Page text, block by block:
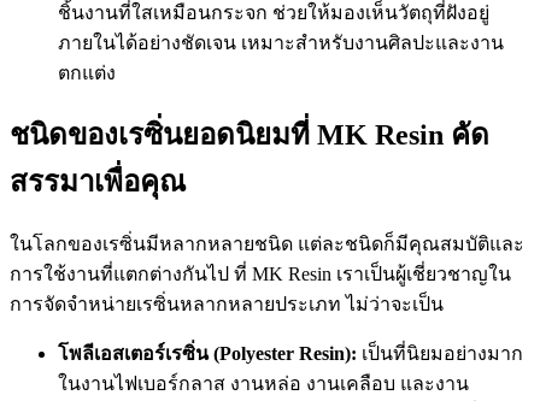
ชิ้นงานที่ใสเหมือนกระจก ช่วยให้มองเห็นวัตถุที่ฝังอยู่
ภายในได้อย่างชัดเจน เหมาะสำหรับงานศิลปะและงาน
ตกแต่ง
ชนิดของเรซิ่นยอดนิยมที่ MK Resin คัด
สรรมาเพื่อคุณ
ในโลกของเรซิ่นมีหลากหลายชนิด แต่ละชนิดก็มีคุณสมบัติและ
การใช้งานที่แตกต่างกันไป ที่ MK Resin เราเป็นผู้เชี่ยวชาญใน
การจัดจำหน่ายเรซิ่นหลากหลายประเภท ไม่ว่าจะเป็น
โพลีเอสเตอร์เรซิ่น (Polyester Resin): เป็นที่นิยมอย่างมาก
ในงานไฟเบอร์กลาส งานหล่อ งานเคลือบ และงาน